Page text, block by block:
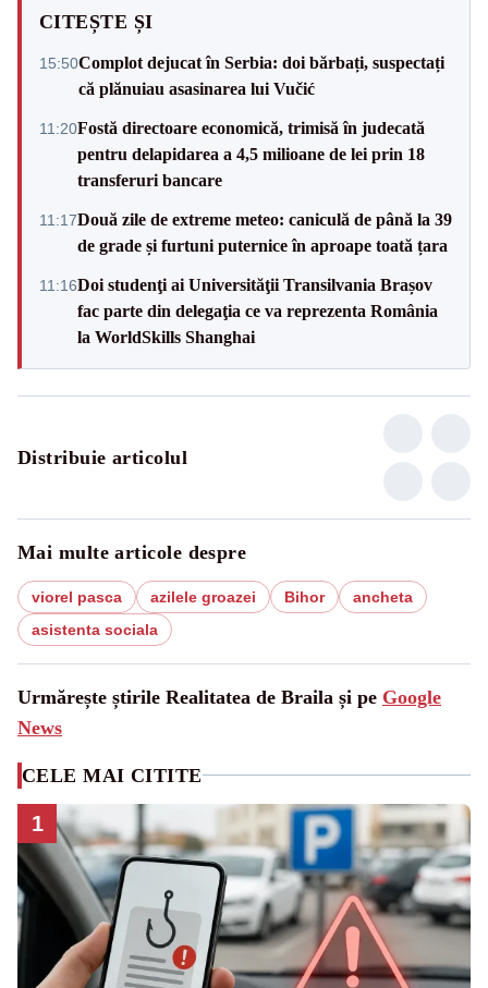
CITEȘTE ȘI
15:50Complot dejucat în Serbia: doi bărbați, suspectați
că plănuiau asasinarea lui Vučić
11:20Fostă directoare economică, trimisă în judecată
pentru delapidarea a 4,5 milioane de lei prin 18
transferuri bancare
11:17Două zile de extreme meteo: caniculă de până la 39
de grade și furtuni puternice în aproape toată țara
11:16Doi studenţi ai Universităţii Transilvania Brașov
fac parte din delegaţia ce va reprezenta România
la WorldSkills Shanghai
Distribuie articolul
Mai multe articole despre
viorel pasca azilele groazei Bihor
ancheta
asistenta sociala
Urmărește știrile Realitatea de Braila și pe Google
News
CELE MAI CITITE
1